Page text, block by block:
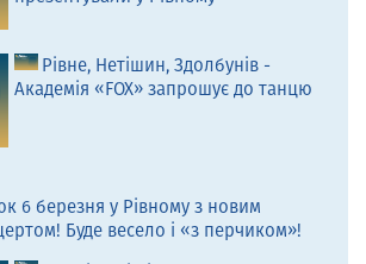
Рівне, Нетішин, Здолбунів -
Академія «FOX» запрошує до танцю
6 березня у Рівному з новим
Буде весело і «з перчиком»!